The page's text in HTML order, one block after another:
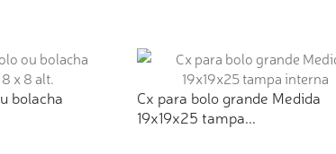
bolacha
Cx para bolo grande Medida
19x19x25 tampa...